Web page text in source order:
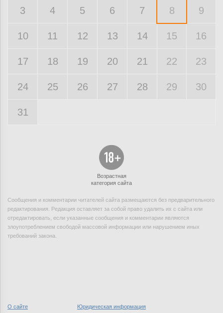
3 4 5 6 7 8 9
10 11 12 13 14 15 16
17 18 19 20 21 22 23
24 25 26 27 28 29 30
31
Возрастная
категория сайта
Сообщения и комментарии читателей сайта размещаются без предварительного
редактирования. Редакция оставляет за собой право удалить их с сайта или
отредактировать, если указанные сообщения и комментарии являются
злоупотреблением свободой массовой информации или нарушением иных
требований закона.
О сайте Юридическая информация